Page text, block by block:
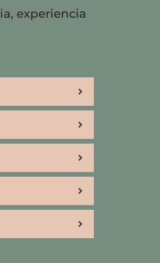
experiencia